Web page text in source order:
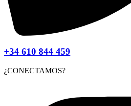
+34 610 844 459
¿CONECTAMOS?